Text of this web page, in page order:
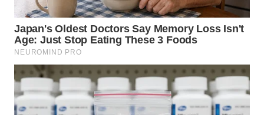
PAKPAK
WN
KARAWANG
WN
BEKASI